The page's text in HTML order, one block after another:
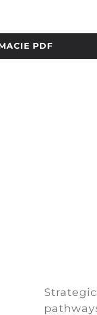
PDF
Strategic